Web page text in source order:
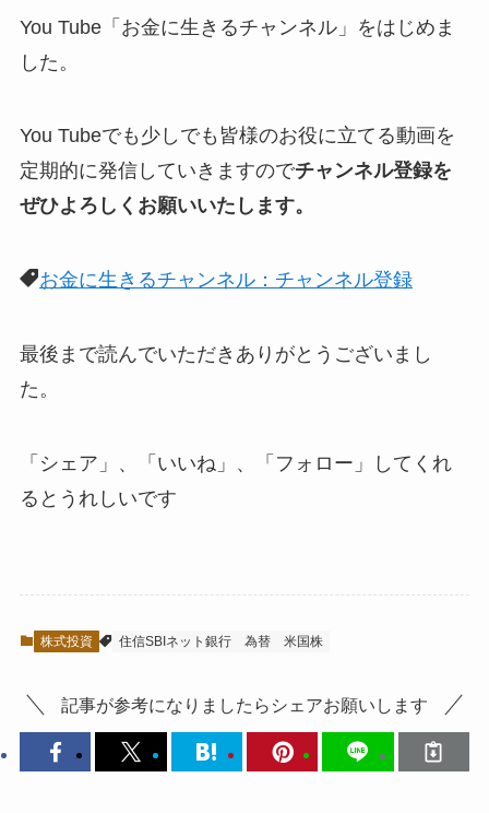
You Tube「お金に生きるチャンネル」をはじめま
した。
You Tubeでも少しでも皆様のお役に立てる動画を
定期的に発信していきますのでチャンネル登録を
ぜひよろしくお願いいたします。
お金に生きるチャンネル：チャンネル登録
最後まで読んでいただきありがとうございまし
た。
「シェア」、「いいね」、「フォロー」してくれ
るとうれしいです
株式投資 住信SBIネット銀行 為替 米国株
記事が参考になりましたらシェアお願いします